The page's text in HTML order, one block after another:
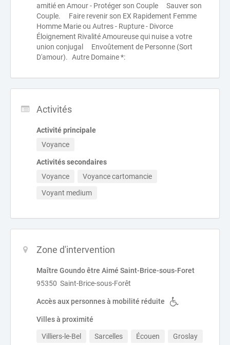
amitié en Amour - Protéger son Couple Sauver son
Couple. Faire revenir son EX Rapidement Femme
Homme Marie ou Autres - Rupture - Divorce
Éloignement Rivalité Amoureuse qui nuise a votre
union conjugal Envoûtement de Personne (Sort
D'amour). Autre Domaine *:
Activités
Activité principale
Voyance
Activités secondaires
Voyance
Voyance cartomancie
Voyant medium
Zone d'intervention
Maître Goundo être Aimé Saint-Brice-sous-Foret
95350 Saint-Brice-sous-Forêt
Accès aux personnes à mobilité réduite
Villes à proximité
Villiers-le-Bel Sarcelles Écouen
Groslay